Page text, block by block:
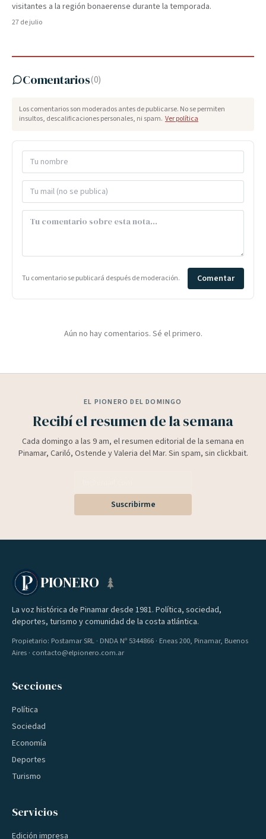
visitantes a la región bonaerense durante la temporada.
27 de julio
Comentarios(0)
Los comentarios son moderados antes de publicarse. No se permiten
insultos, descalificaciones personales, ni spam. Ver política
Tu comentario se publicará después de moderación. Comentar
Aún no hay comentarios. Sé el primero.
EL PIONERO DEL DOMINGO
Recibí el resumen de la semana
Cada domingo a las 9 am, el resumen editorial de la semana en
Pinamar, Cariló, Ostende y Valeria del Mar. Sin spam, sin clickbait.
Suscribirme
PIONERO
La voz histórica de Pinamar desde 1981. Política, sociedad,
deportes, turismo y comunidad de la costa atlántica.
Propietario: Postamar SRL · DNDA Nº 5344866 · Eneas 200, Pinamar, Buenos
Aires · contacto@elpionero.com.ar
Secciones
Política
Sociedad
Economía
Deportes
Turismo
Servicios
Edición impresa